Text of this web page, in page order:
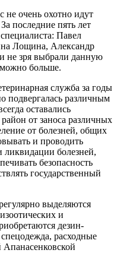
очень охотно идут
последние пять лет
Павел
Лощина, Александр
не зря выбрали данную
больше.
служба за годы
подвергалась различным
оставались
от заноса различных
от болезней, общих
и проводить
болезней,
безо­пасность
государственный
выделяются
и
дезин­
расходные
Апанасенковской